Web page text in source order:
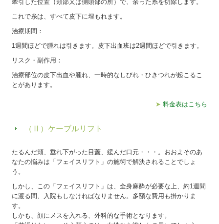
牽引した位置（頬部又は側頭部の所）で、余った糸を切除します。
これで糸は、すべて皮下に埋もれます。
治療期間：
1週間ほどで腫れは引きます。皮下出血班は2週間ほどで引きます。
リスク・副作用：
治療部位の皮下出血や腫れ、一時的なしびれ・ひきつれが起こるこ
とがあります。
➤ 料金表はこちら
（Ⅱ）ケーブルリフト
たるんだ頬、垂れ下がった目蓋、緩んだ口元・・・。おおよそのあ
なたの悩みは「フェイスリフト」の施術で解決されることでしょ
う。
しかし、この「フェイスリフト」は、全身麻酔が必要な上、約1週間
に渡る間、入院もしなければなりません。多額な費用も掛かりま
す。
しかも、顔にメスを入れる、外科的な手術となります。